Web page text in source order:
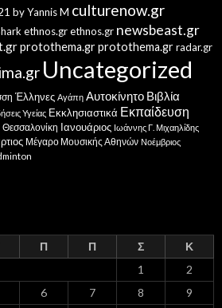
by Yannis M culturenow.gr
ethnos.grethnos.gr newsbeast.gr
protothema.grprotothema.grradar.gr
Uncategorized
Έλληνες Αγάπη Αυτοκίνητο Βιβλία
Υγείας Εκκλησιαστικά Εκπαίδευση
Θεσσαλονίκη Ιανουάριος Ιωάννης Γ. Μιχαηλίδης
Μέγαρο Μουσικής Αθηνών Νοέμβριος
Π Π Σ
Κ
1
2
6 7 8
9